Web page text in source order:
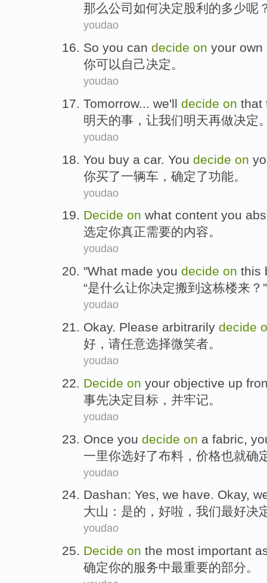
那么公司 如何决定股利 的多少呢
youdao
So you can decide on your own
你可以 自己决定。
youdao
Tomorrow... we'll decide on that
明天的事 ， 让我们明天再做决定
youdao
You buy a car. You decide on
你买了一辆车 ， 确定了功能。
youdao
Decide on what content you
选定你真正需要的内容。
youdao
"What made you decide on this
“是什么让你决定搬到 这栋楼来？”
youdao
Okay. Please arbitrarily decide
好 ， 请任意选择微笑者。
youdao
Decide on your objective up
事先决定 目标 ， 并牢记。
youdao
Once you decide on a fabric ,
一里你选好了布料 ， 价格也就确
youdao
Dashan: Yes, we have. Okay,
大山 ： 是的 ， 好啦 ， 我们最好决
youdao
Decide on the most important
确定你的服务中最重要的部分。